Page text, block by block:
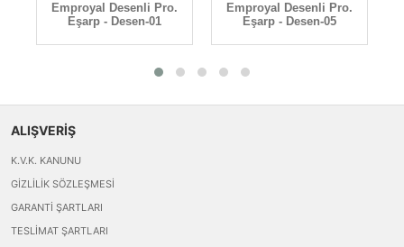
Emproyal Desenli Pro.
Eşarp - Desen-01
Emproyal Desenli Pro.
Eşarp - Desen-05
ALIŞVERİŞ
K.V.K. KANUNU
GIZLILIK SÖZLEŞMESI
GARANTI ŞARTLARI
TESLIMAT ŞARTLARI